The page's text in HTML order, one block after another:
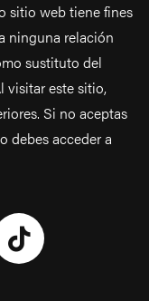
sitio web tiene fines
ninguna relación
sustituto del
visitar este sitio,
Si no aceptas
debes acceder a